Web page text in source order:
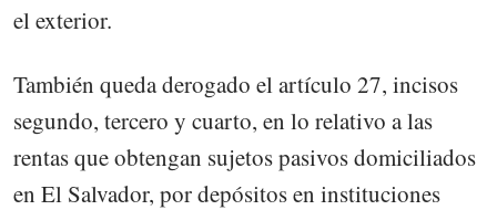
el exterior.
También queda derogado el artículo 27, incisos
segundo, tercero y cuarto, en lo relativo a las
rentas que obtengan sujetos pasivos domiciliados
en El Salvador, por depósitos en instituciones